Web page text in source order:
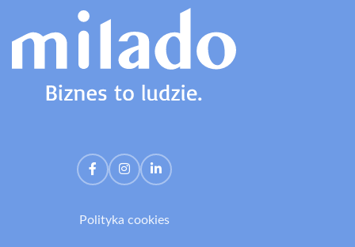
Polityka cookies